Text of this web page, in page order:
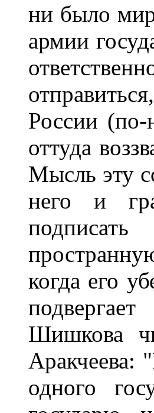
ни было
армии
России
оттуда
Мысль эту
него и
когда его
Шишкова
Аракчеева:
одного